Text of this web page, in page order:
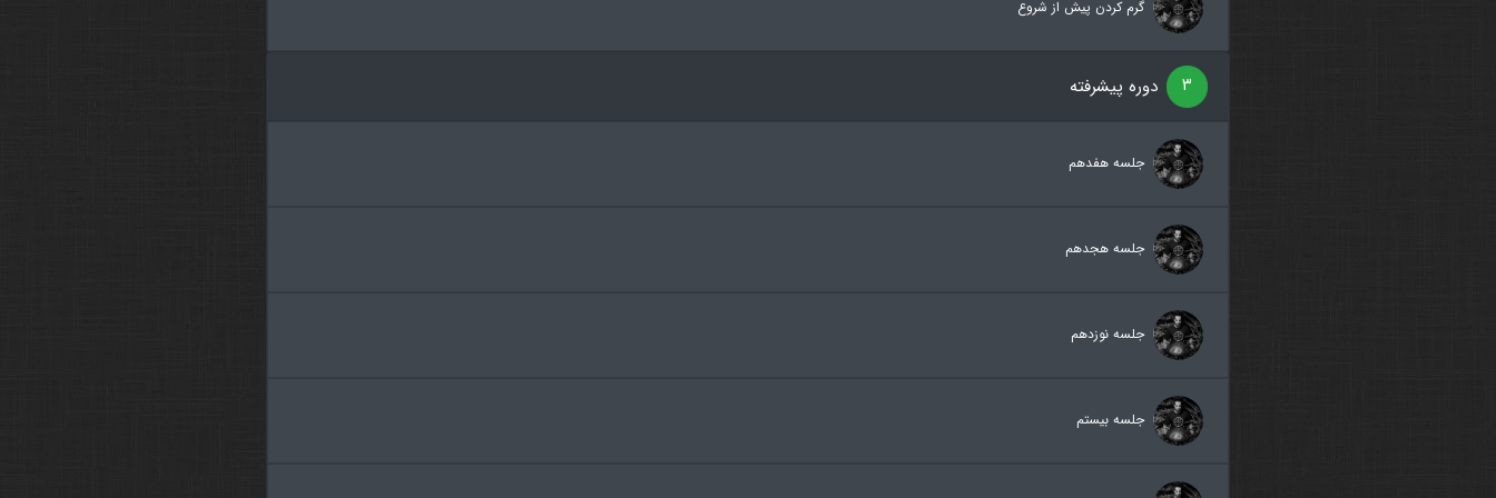
گرم کردن پیش از شروع
۳ دوره پیشرفته
جلسه هفدهم
جلسه هجدهم
جلسه نوزدهم
جلسه بیستم